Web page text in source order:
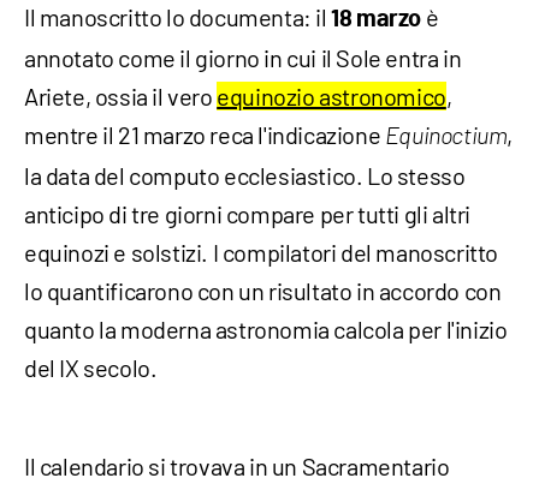
Il manoscritto lo documenta: il18 marzo è
annotato come il giorno in cui il Sole entra in
Ariete, ossia il vero equinozio astronomico,
mentre il 21 marzo reca l'indicazione Equinoctium,
la data del computo ecclesiastico. Lo stesso
anticipo di tre giorni compare per tutti gli altri
equinozi e solstizi. I compilatori del manoscritto
lo quantificarono con un risultato in accordo con
quanto la moderna astronomia calcola per l'inizio
del IX secolo.
Il calendario si trovava in un Sacramentario